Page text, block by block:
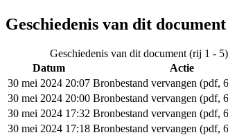
Geschiedenis van dit document
Geschiedenis van dit document (rij 1 - 5)
Datum
Actie
30 mei 2024 20:07 Bronbestand vervangen (pdf,
30 mei 2024 20:00 Bronbestand vervangen (pdf,
30 mei 2024 17:32 Bronbestand vervangen (pdf,
30 mei 2024 17:18 Bronbestand vervangen (pdf,